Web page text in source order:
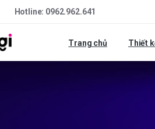
Hotline: 0962.962.641
Trang chủ Thiết